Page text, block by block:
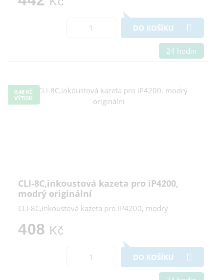
DO KOŠÍKU
24 hodin
0,48 KČ
VÝTISK
CLI-8C,inkoustová kazeta pro iP4200,
modrý originální
CLI-8C,inkoustová kazeta pro iP4200, modrý
408 Kč
DO KOŠÍKU